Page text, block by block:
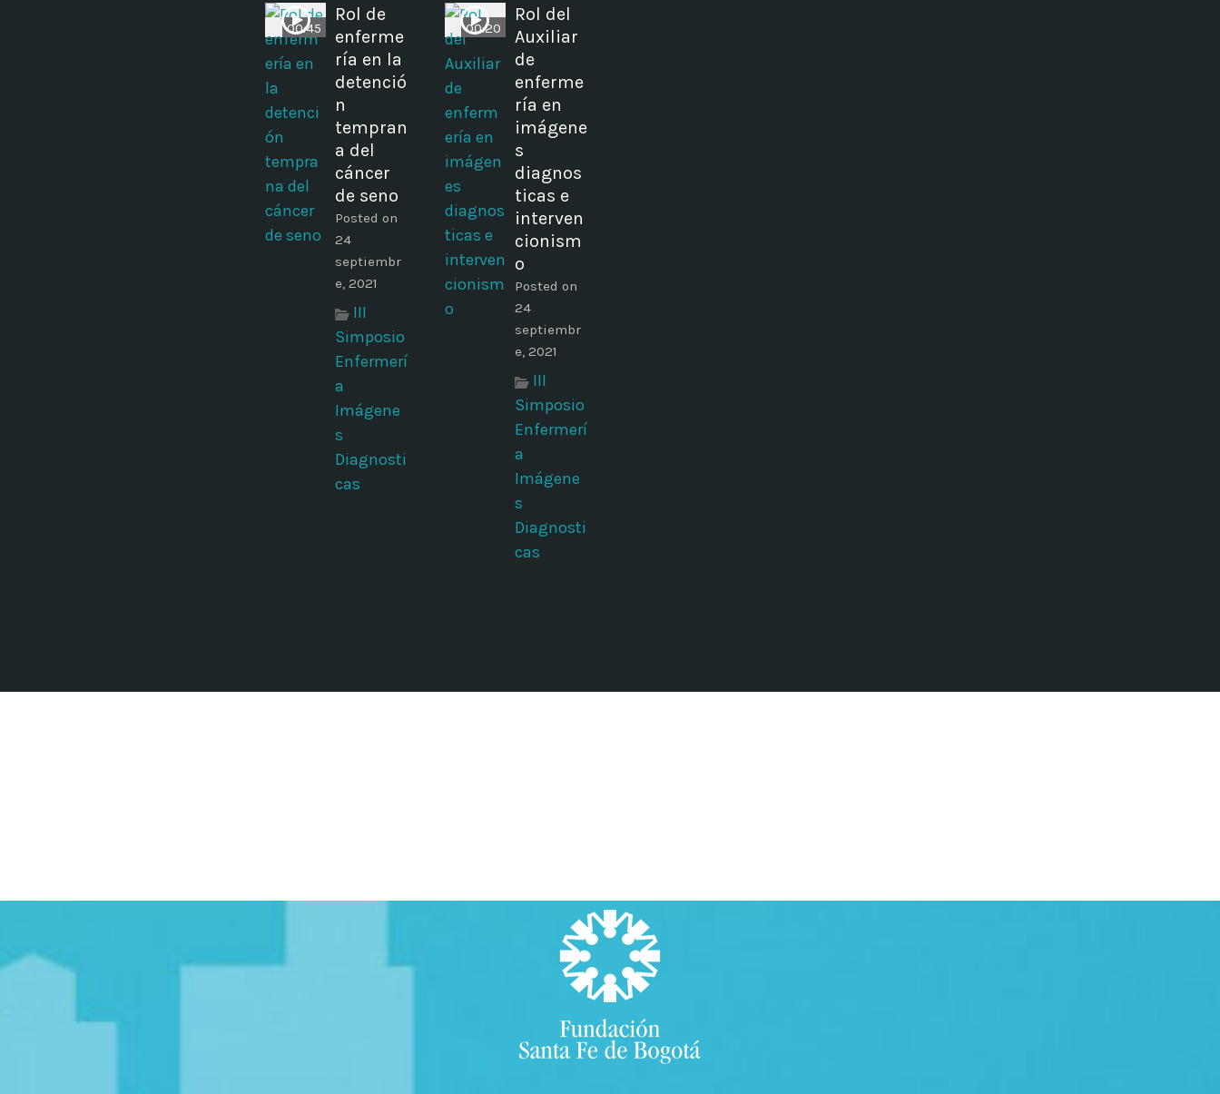
00:45
Rol de
enferme
ría en la
detenció
n
tempran
a del
cáncer
de seno
Posted on
24
septiembr
e, 2021
III
Simposio
Enfermerí
a
Imágene
s
Diagnosti
cas
00:20
Rol del
Auxiliar
de
enferme
ría en
imágene
s
diagnos
ticas e
interven
cionism
o
Posted on
24
septiembr
e, 2021
III
Simposio
Enfermerí
a
Imágene
s
Diagnosti
cas